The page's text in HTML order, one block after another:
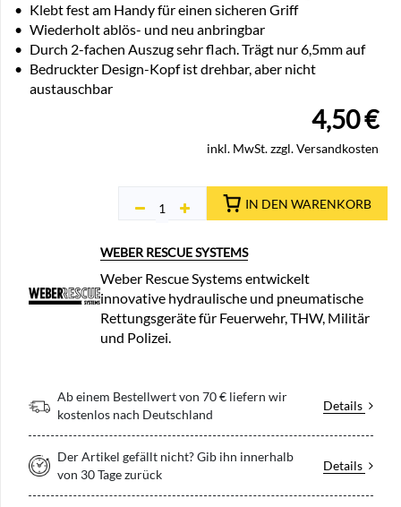
• Klebt fest am Handy für einen sicheren Griff
• Wiederholt ablös- und neu anbringbar
• Durch 2-fachen Auszug sehr flach. Trägt nur 6,5mm auf
• Bedruckter Design-Kopf ist drehbar, aber nicht
austauschbar
4,50€
inkl. MwSt. zzgl. Versandkosten
IN DEN WARENKORB
WEBER RESCUE SYSTEMS
Weber Rescue Systems entwickelt
innovative hydraulische und pneumatische
Rettungsgeräte für Feuerwehr, THW, Militär
und Polizei.
Ab einem Bestellwert von 70 € liefern wir
kostenlos nach Deutschland
Details
Der Artikel gefällt nicht? Gib ihn innerhalb
von 30 Tage zurück
Details